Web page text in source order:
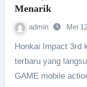
Menarik
admin Mei
Honkai Impact 3rd kembali menghadirkan update
terbaru yang
GAME mobile